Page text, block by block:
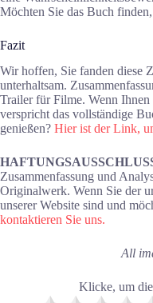
Möchten Sie das Buch
Fazit
Wir hoffen, Sie fanden diese
unterhaltsam.
Trailer für Filme. Wenn Ihnen
verspricht das vollständige
genießen? Hier ist der Link,
Zusammenfassung und
Originalwerk. Wenn Sie der
unserer Website sind und
kontaktieren Sie uns.
All
Klicke, um